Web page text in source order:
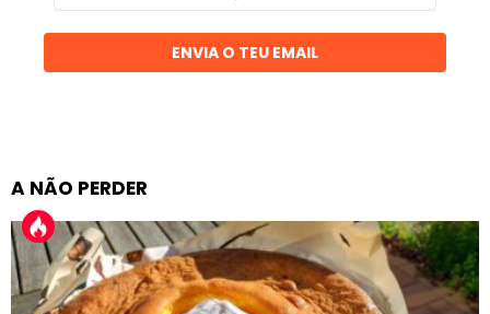
email
ENVIA O TEU EMAIL
A NÃO PERDER